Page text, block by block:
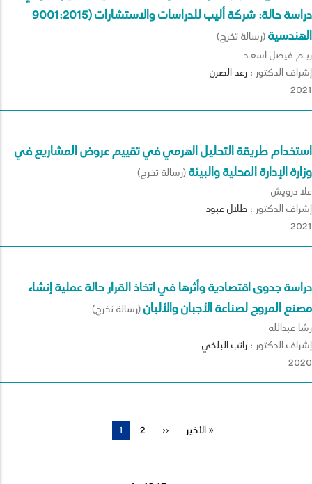
9001:2015) دراسة حالة: شركة أليب للدراسات والاستشارات
الهندسية(رسالة تخرج)
ريـم فيصل اسعـد
إشراف الدكتور : رعدالصرن
2021
استخدام طريقة التحليل الهرمي في تقييم عروض المشاريع في
وزارة الإدارة المحلية والبيئة(رسالة تخرج)
علا درويش
إشراف الدكتور : طلال عبود
2021
دراسة جدوى اقتصادية وأثرها في اتخاذ القرار حالة عملية إنشاء
مصنع المروج لصناعة الأجبان والألبان(رسالة تخرج)
رشا عبدالله
إشراف الدكتور : راتبالبلخي
2020
الصفحة
1 Page
2
الصفحة
››
آخر
الأخير »